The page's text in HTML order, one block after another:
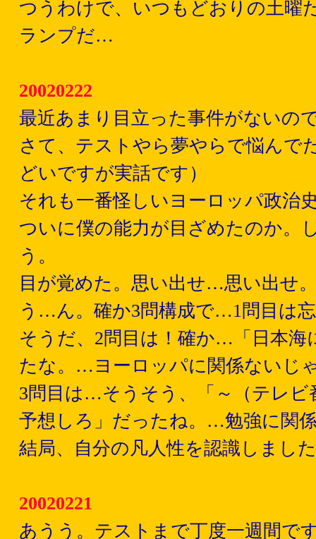
つうわけで、いつもどおりの土曜
ランプだ…
20020222
最近あまり目立った事件がないの
さて、テストやら夢やらで悩ん
どいですが実話です）
それも一番怪しいヨーロッパ政治
ついに僕の能力が目ざめたのか。
う。
目が覚めた。思い出せ…思い出せ
う…ん。確か3問構成で…1問目は
そうだ、2問目は！確か…「日本海
たな。…ヨーロッパに関係ないじ
3問目は…そうそう、「～（テレビ
予想しろ」だったね。…勉強に関
結局、自分の凡人性を認識しまし
20020221
あうう。テストまで丁度一週間で